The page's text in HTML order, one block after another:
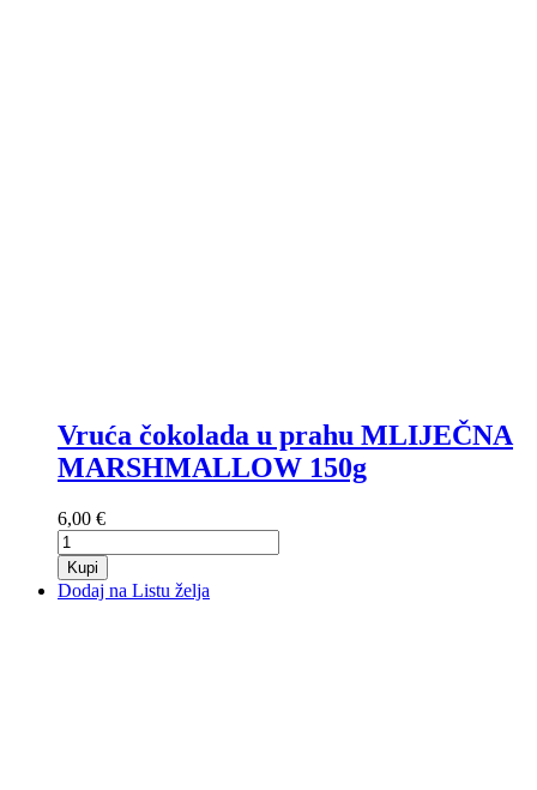
Vruća čokolada u prahu MLIJEČNA
MARSHMALLOW 150g
6,00 €
Kupi
Dodaj na Listu želja